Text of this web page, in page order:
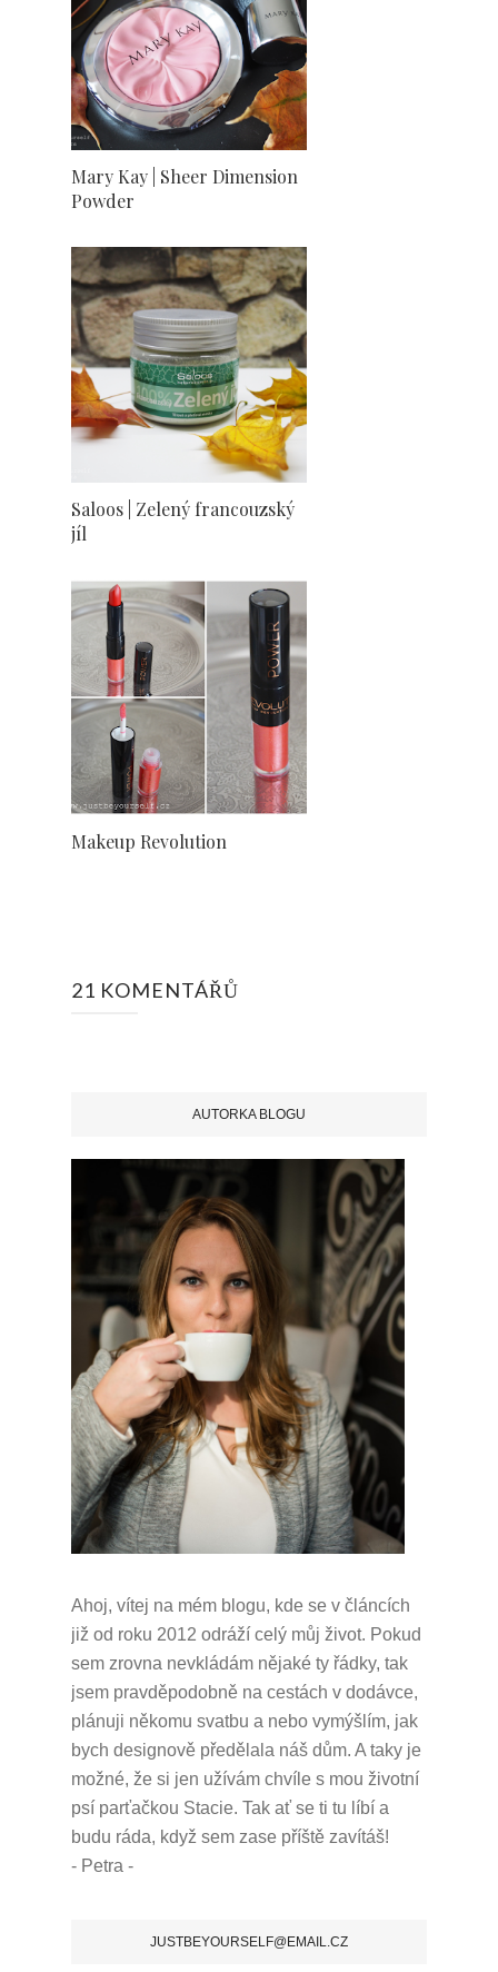
Mary Kay | Sheer Dimension
Powder
Saloos | Zelený francouzský
jíl
Makeup Revolution
21 KOMENTÁŘŮ
AUTORKA BLOGU
Ahoj, vítej na mém blogu, kde se v článcích
již od roku 2012 odráží celý můj život. Pokud
sem zrovna nevkládám nějaké ty řádky, tak
jsem pravděpodobně na cestách v dodávce,
plánuji někomu svatbu a nebo vymýšlím, jak
bych designově předělala náš dům. A taky je
možné, že si jen užívám chvíle s mou životní
psí parťačkou Stacie. Tak ať se ti tu líbí a
budu ráda, když sem zase příště zavítáš!
- Petra -
JUSTBEYOURSELF@EMAIL.CZ